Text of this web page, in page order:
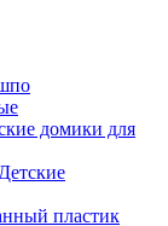
домики для
Детские